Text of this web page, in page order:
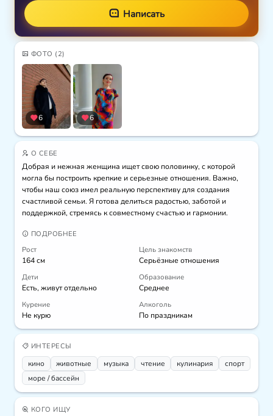
Написать
ФОТО (2)
6 6
О СЕБЕ
Добрая и нежная женщина ищет свою половинку, с которой
могла бы построить крепкие и серьезные отношения. Важно,
чтобы наш союз имел реальную перспективу для создания
счастливой семьи. Я готова делиться радостью, заботой и
поддержкой, стремясь к совместному счастью и гармонии.
ПОДРОБНЕЕ
Рост
164 см
Цель знакомств
Серьёзные отношения
Дети
Есть, живут отдельно
Образование
Среднее
Курение
Не курю
Алкоголь
По праздникам
ИНТЕРЕСЫ
кино животные музыка чтение кулинария
спорт
море / бассейн
КОГО ИЩУ